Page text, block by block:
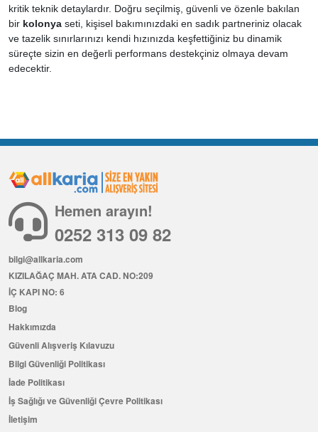
kritik teknik detaylardır. Doğru seçilmiş, güvenli ve özenle bakılan
bir kolonya seti, kişisel bakımınızdaki en sadık partneriniz olacak
ve tazelik sınırlarınızı kendi hızınızda keşfettiğiniz bu dinamik
süreçte sizin en değerli performans destekçiniz olmaya devam
edecektir.
Hemen arayın!
0252 313 09 82
bilgi@allkaria.com
KIZILAĞAÇ MAH. ATA CAD. NO:209
İÇ KAPI NO: 6
Blog
Hakkımızda
Güvenli Alışveriş Kılavuzu
Bilgi Güvenliği Politikası
İade Politikası
İş Sağlığı ve Güvenliği Çevre Politikası
İletişim